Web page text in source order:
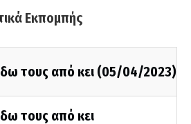
Εκπομπής
τους από κει (05/04/2023)
τους από κει